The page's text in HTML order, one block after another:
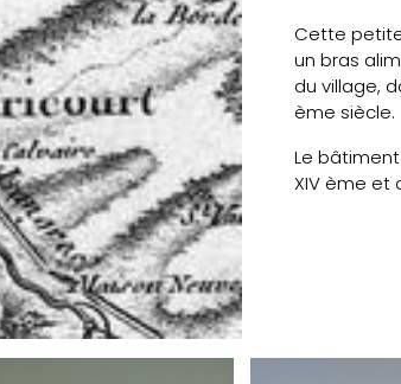
Cette
un bras
du village,
ème siècle.
Le
XIV ème et